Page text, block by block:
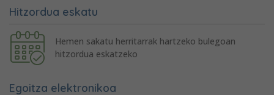
Hitzordua eskatu
Hemen sakatu herritarrak hartzeko bulegoan
hitzordua eskatzeko
Egoitza elektronikoa